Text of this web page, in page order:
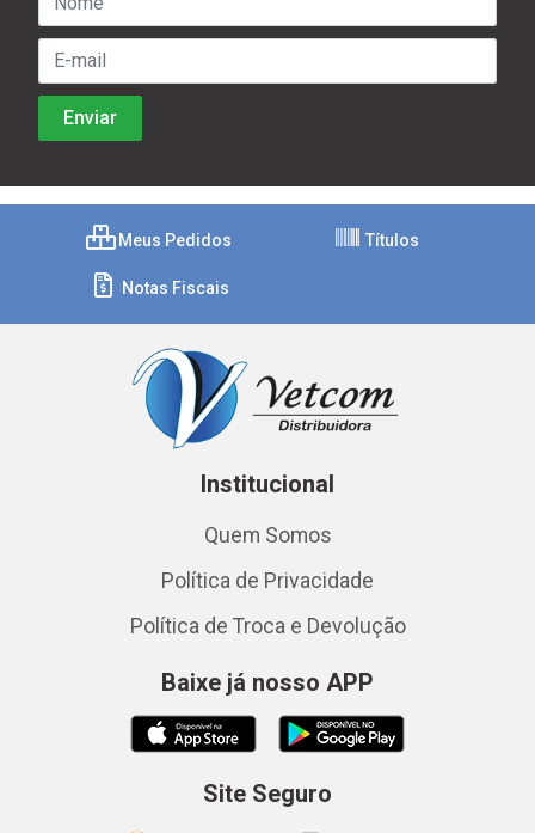
Meus Pedidos Títulos
Notas Fiscais
Institucional
Quem Somos
Política de Privacidade
Política de Troca e Devolução
Baixe já nosso APP
Site Seguro